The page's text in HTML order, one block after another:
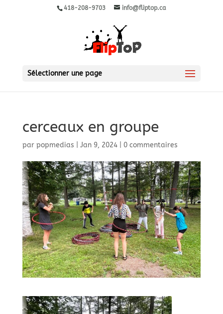
418-208-9703 info@fliptop.ca
Sélectionner une page
cerceaux en groupe
par popmedias Jan 9, 2024| 0 commentaires